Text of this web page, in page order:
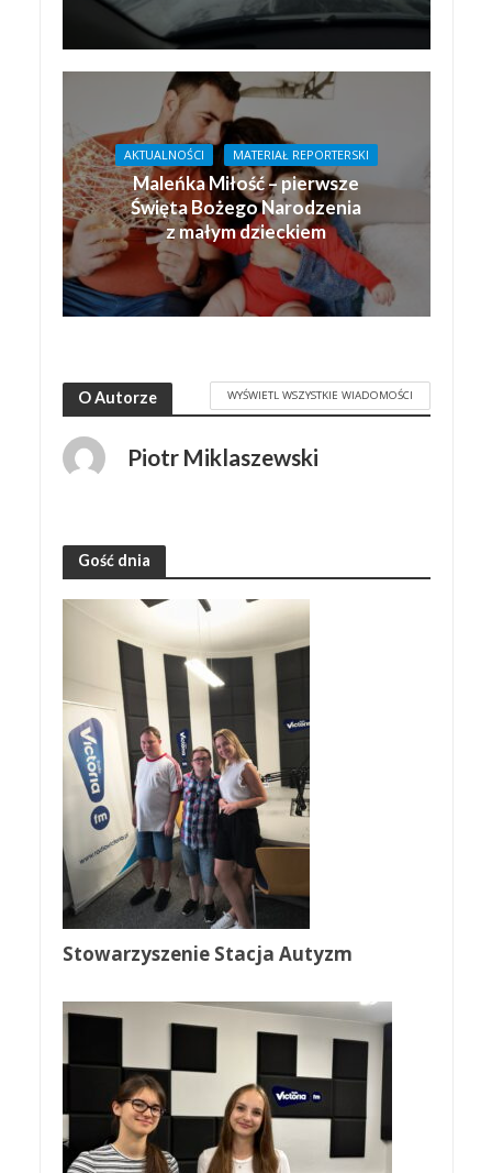
AKTUALNOŚCI MATERIAŁ REPORTERSKI
Maleńka Miłość – pierwsze
Święta Bożego Narodzenia
z małym dzieckiem
O Autorze WYŚWIETL WSZYSTKIE WIADOMOŚCI
Piotr Miklaszewski
Gość dnia
Stowarzyszenie Stacja Autyzm